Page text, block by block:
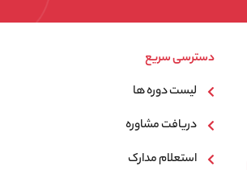
دسترسی سریع
لیست دوره ها
دریافت مشاوره
استعلام مدارک